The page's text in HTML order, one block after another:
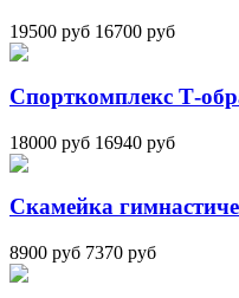
19500 руб 16700 руб
Спорткомплекс Т-
18000 руб 16940 руб
Скамейка
8900 руб 7370 руб